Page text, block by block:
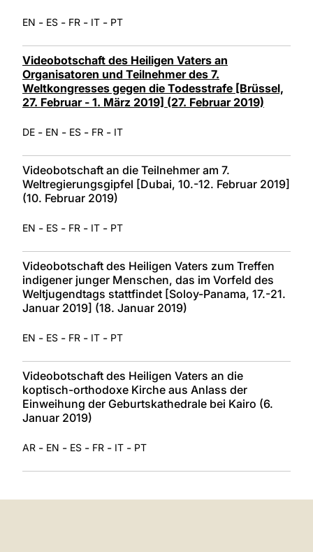
EN - ES - FR - IT - PT
Videobotschaft des Heiligen Vaters an
Organisatoren und Teilnehmer des 7.
Weltkongresses gegen die Todesstrafe [Brüssel,
27. Februar - 1. März 2019] (27. Februar 2019)
DE - EN - ES - FR - IT
Videobotschaft an die Teilnehmer am 7.
Weltregierungsgipfel [Dubai, 10.-12. Februar 2019]
(10. Februar 2019)
EN - ES - FR - IT - PT
Videobotschaft des Heiligen Vaters zum Treffen
indigener junger Menschen, das im Vorfeld des
Weltjugendtags stattfindet [Soloy-Panama, 17.-21.
Januar 2019] (18. Januar 2019)
EN - ES - FR - IT - PT
Videobotschaft des Heiligen Vaters an die
koptisch-orthodoxe Kirche aus Anlass der
Einweihung der Geburtskathedrale bei Kairo (6.
Januar 2019)
AR - EN - ES - FR - IT - PT